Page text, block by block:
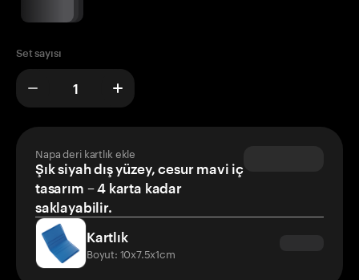
Set sayısı
Napa deri kartlık ekle
Şık siyah dış yüzey, cesur mavi iç
tasarım – 4 karta kadar
saklayabilir.
Kartlık
Boyut: 10x7.5x1cm